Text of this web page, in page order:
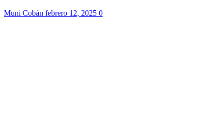
Muni Cobán febrero 12, 2025 0